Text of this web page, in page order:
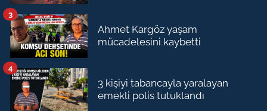
Ahmet Kargöz yaşam
mücadelesini kaybetti
3
3 kişiyi tabancayla yaralayan
emekli polis tutuklandı
4